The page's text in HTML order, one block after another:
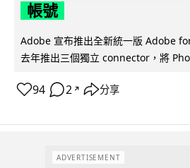
帳號
Adobe 宣布推出全新統一版 Adobe
去年推出三個獨立 connector，將
94 2 ↗ 分享
ADVERTISEMENT